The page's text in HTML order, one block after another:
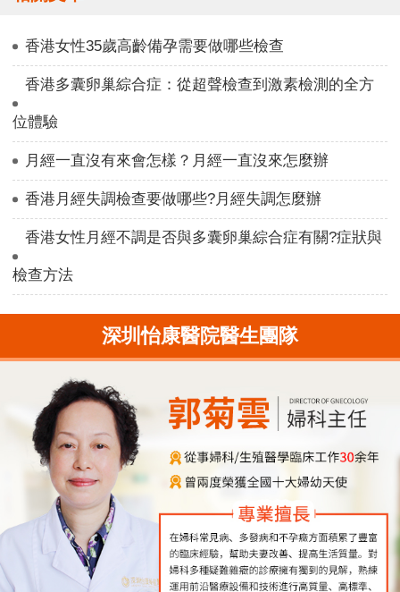
香港女性35歲高齡備孕需要做哪些檢查
香港多囊卵巢綜合症：從超聲檢查到激素檢測的全方
位體驗
月經一直沒有來會怎樣？月經一直沒來怎麼辦
香港月經失調檢查要做哪些?月經失調怎麼辦
香港女性月經不調是否與多囊卵巢綜合症有關?症狀與
檢查方法
深圳怡康醫院醫生團隊